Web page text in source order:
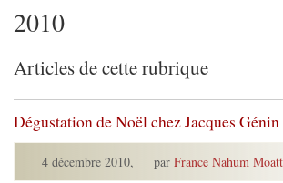
2010
Articles de cette rubrique
Dégustation de Noël chez Jacques Génin
4 décembre 2010, par France Nahum